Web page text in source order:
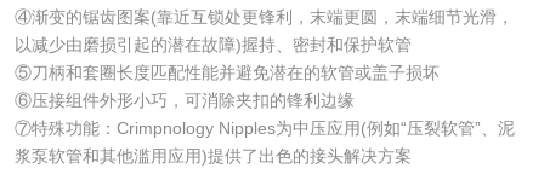
④渐变的锯齿图案(靠近互锁处更锋利，末端更圆，末端细节光滑，
以减少由磨损引起的潜在故障)握持、密封和保护软管
⑤刀柄和套圈长度匹配性能并避免潜在的软管或盖子损坏
⑥压接组件外形小巧，可消除夹扣的锋利边缘
⑦特殊功能：Crimpnology Nipples为中压应用(例如“压裂软管”、泥
浆泵软管和其他滥用应用)提供了出色的接头解决方案